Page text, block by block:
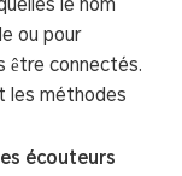
ou pour
être connectés.
les méthodes
écouteurs